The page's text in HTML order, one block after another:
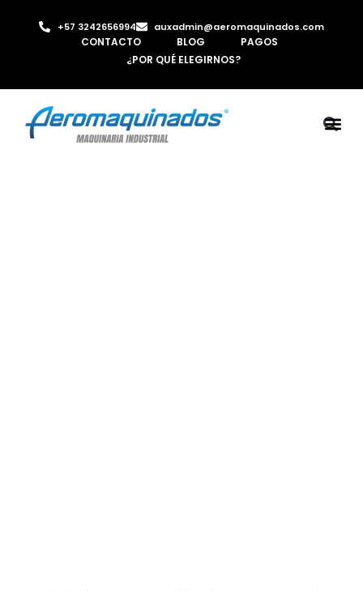
+57 3242656994 auxadmin@aeromaquinados.com
CONTACTO BLOG
PAGOS
¿POR QUÉ ELEGIRNOS?